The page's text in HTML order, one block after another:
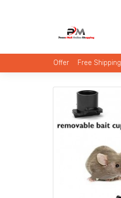
Offer Free Shipping